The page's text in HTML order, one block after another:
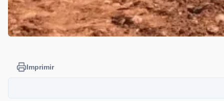
Imprimir